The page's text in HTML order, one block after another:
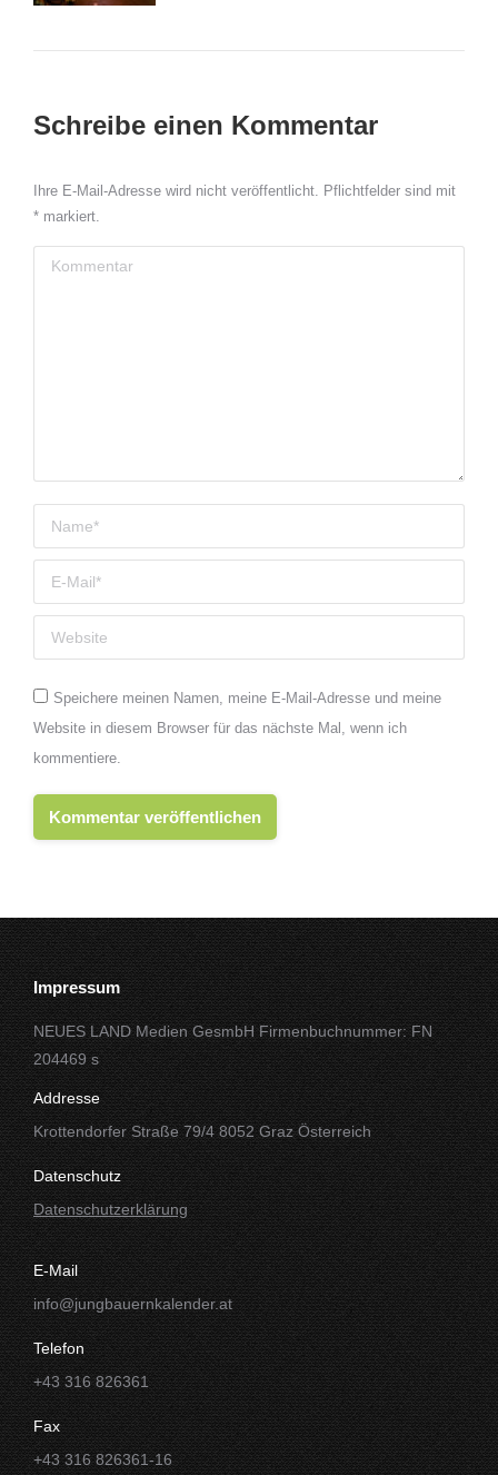
Schreibe einen Kommentar
Ihre E-Mail-Adresse wird nicht veröffentlicht. Pflichtfelder sind mit
* markiert.
Kommentar
Name *
E-Mail *
Website
Speichere meinen Namen, meine E-Mail-Adresse und meine
Website in diesem Browser für das nächste Mal, wenn ich
kommentiere.
Kommentar veröffentlichen
Impressum
NEUES LAND Medien GesmbH Firmenbuchnummer: FN
204469 s
Addresse
Krottendorfer Straße 79/4 8052 Graz Österreich
Datenschutz
Datenschutzerklärung
E-Mail
info@jungbauernkalender.at
Telefon
+43 316 826361
Fax
+43 316 826361-16